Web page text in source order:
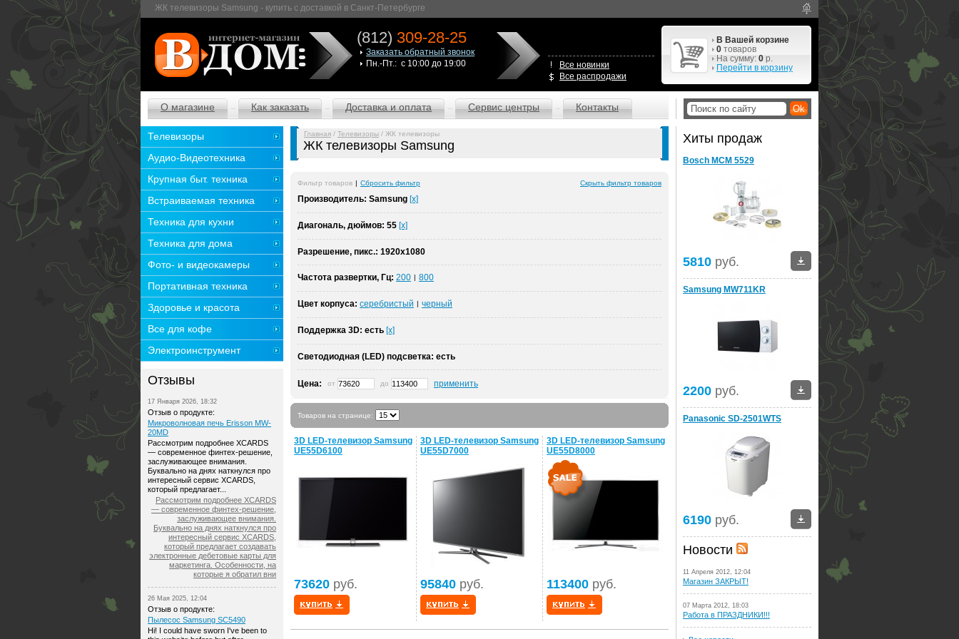
ЖК телевизоры Samsung - купить с доставкой в Санкт-Петербурге
(812) 309-28-25
Заказать обратный звонок
Пн.-Пт.: с 10:00 до 19:00
Все новинки
Все распродажи
В Вашей корзине
0 товаров
На сумму: 0 р.
Перейти в корзину
О магазине Как заказать Доставка и оплата Сервис центры Контакты
Главная / Телевизоры / ЖК телевизоры
ЖК телевизоры Samsung
Фильтр товаров | Сбросить фильтр Скрыть фильтр товаров
Производитель: Samsung [x]
Диагональ, дюймов: 55 [x]
Разрешение, пикс.: 1920x1080
Частота развертки, Гц: 200 | 800
Цвет корпуса: серебристый | черный
Поддержка 3D: есть [x]
Светодиодная (LED) подсветка: есть
Цена: от до применить
Товаров на странице:
3D LED-телевизор Samsung
UE55D6100
73620 руб.
3D LED-телевизор Samsung
UE55D7000
95840 руб.
3D LED-телевизор Samsung
UE55D8000
113400 руб.
Телевизоры
Аудио-Видеотехника
Крупная быт. техника
Встраиваемая техника
Техника для кухни
Техника для дома
Фото- и видеокамеры
Портативная техника
Здоровье и красота
Все для кофе
Электроинструмент
Отзывы
17 Января 2026, 18:32
Отзыв о продукте:
Микроволновая печь Erisson MW-
20MD
Рассмотрим подробнее XCARDS
— современное финтех-решение,
заслуживающее внимания.
Буквально на днях наткнулся про
интересный сервис XCARDS,
который предлагает...
Рассмотрим подробнее XCARDS
— современное финтех-решение,
заслуживающее внимания.
Буквально на днях наткнулся про
интересный сервис XCARDS,
который предлагает создавать
электронные дебетовые карты для
маркетинга. Особенности, на
которые я обратил вни
26 Мая 2025, 12:04
Отзыв о продукте:
Пылесос Samsung SC5490
Hi! I could have sworn I've been to
Хиты продаж
Bosch MCM 5529
5810 руб.
Samsung MW711KR
2200 руб.
Panasonic SD-2501WTS
6190 руб.
Новости
11 Апреля 2012, 12:04
Магазин ЗАКРЫТ!
07 Марта 2012, 18:03
Работа в ПРАЗДНИКИ!!!